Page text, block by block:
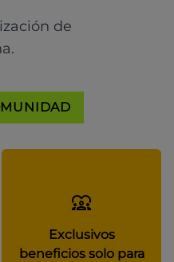
de
Exclusivos
beneficios solo para